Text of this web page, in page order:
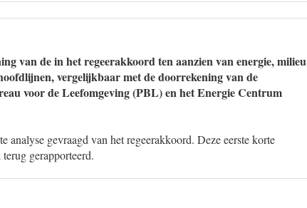
van de in het regeerakkoord ten aanzien van energie, milieu
vergelijkbaar met de doorrekening van de
voor de Leefomgeving (PBL) en het Energie Centrum
gevraagd van het regeerakkoord. Deze eerste korte
gerapporteerd.